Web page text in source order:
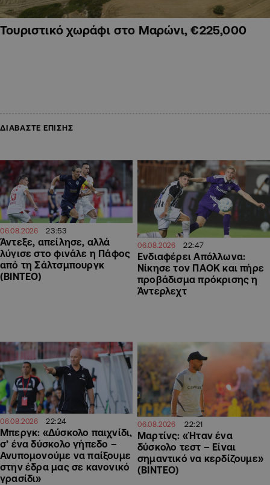
Τουριστικό χωράφι στο Μαρώνι, €225,000
ΔΙΑΒΑΣΤΕ ΕΠΙΣΗΣ
06.08.2026 23:53
Άντεξε, απείλησε, αλλά
λύγισε στο φινάλε η Πάφος
από τη Σάλτσμπουργκ
(BINTEO)
06.08.2026 22:47
Ενδιαφέρει Απόλλωνα:
Νίκησε τον ΠΑΟΚ και πήρε
προβάδισμα πρόκρισης η
Άντερλεχτ
06.08.2026 22:24
Μπεργκ: «Δύσκολο παιχνίδι,
σ’ ένα δύσκολο γήπεδο –
Ανυπομονούμε να παίξουμε
στην έδρα μας σε κανονικό
γρασίδι»
06.08.2026 22:21
Μαρτίνς: «Ήταν ένα
δύσκολο τεστ – Είναι
σημαντικό να κερδίζουμε»
(ΒΙΝΤΕΟ)